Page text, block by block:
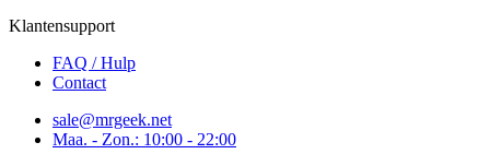
Klantensupport
FAQ / Hulp
Contact
sale@mrgeek.net
Maa. - Zon.: 10:00 - 22:00